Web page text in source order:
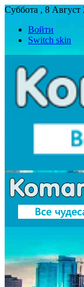
Суббота , 8 Август
Войти
Switch skin